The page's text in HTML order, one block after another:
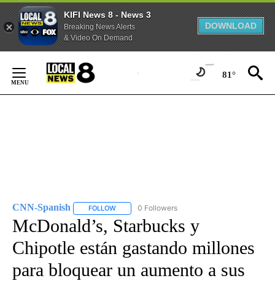
KIFI News 8 - News 3
Breaking News Alerts
& Video On Demand
DOWNLOAD
Content
81°
CNN-Spanish FOLLOW FOLLOW "CNN-SPANISH" TO RECEIVE
0 Followers
McDonald’s, Starbucks y
Chipotle están gastando millones
para bloquear un aumento a sus